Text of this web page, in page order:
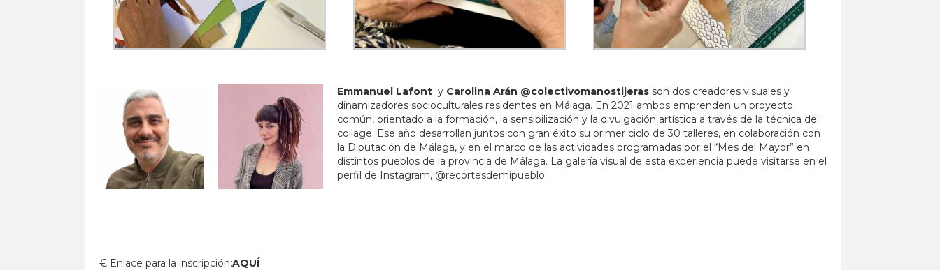
Emmanuel Lafont y Carolina Arán @colectivomanostijeras son dos creadores visuales y
dinamizadores socioculturales residentes en Málaga. En 2021 ambos emprenden un proyecto
común, orientado a la formación, la sensibilización y la divulgación artística a través de la técnica del
collage. Ese año desarrollan juntos con gran éxito su primer ciclo de 30 talleres, en colaboración con
la Diputación de Málaga, y en el marco de las actividades programadas por el “Mes del Mayor” en
distintos pueblos de la provincia de Málaga. La galería visual de esta experiencia puede visitarse en el
perfil de Instagram, @recortesdemipueblo.
€ Enlace para la inscripción:AQUÍ